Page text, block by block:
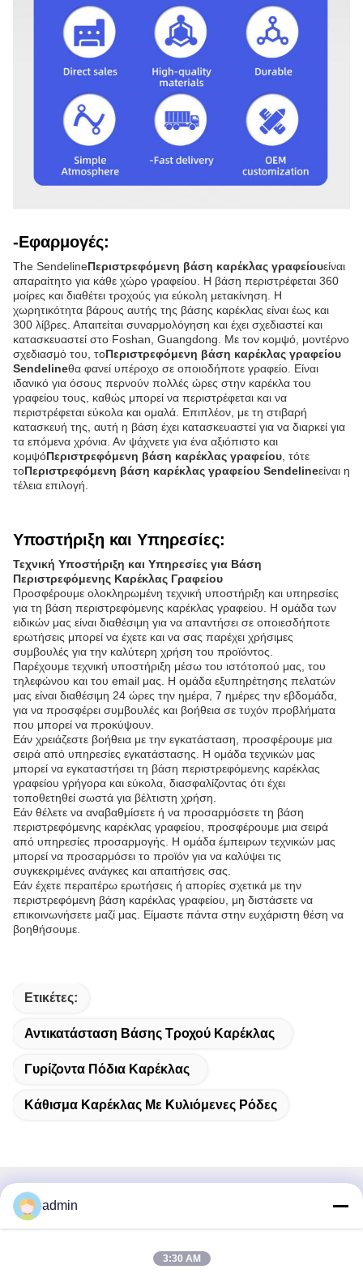
-Εφαρμογές:
The SendelineΠεριστρεφόμενη βάση καρέκλας γραφείουείναι
απαραίτητο για κάθε χώρο γραφείου. Η βάση περιστρέφεται 360
μοίρες και διαθέτει τροχούς για εύκολη μετακίνηση. Η
χωρητικότητα βάρους αυτής της βάσης καρέκλας είναι έως και
300 λίβρες. Απαιτείται συναρμολόγηση και έχει σχεδιαστεί και
κατασκευαστεί στο Foshan, Guangdong. Με τον κομψό, μοντέρνο
σχεδιασμό του, τοΠεριστρεφόμενη βάση καρέκλας γραφείου
Sendelineθα φανεί υπέροχο σε οποιοδήποτε γραφείο. Είναι
ιδανικό για όσους περνούν πολλές ώρες στην καρέκλα του
γραφείου τους, καθώς μπορεί να περιστρέφεται και να
περιστρέφεται εύκολα και ομαλά. Επιπλέον, με τη στιβαρή
κατασκευή της, αυτή η βάση έχει κατασκευαστεί για να διαρκεί για
τα επόμενα χρόνια. Αν ψάχνετε για ένα αξιόπιστο και
κομψόΠεριστρεφόμενη βάση καρέκλας γραφείου , τότε
τοΠεριστρεφόμενη βάση καρέκλας γραφείου Sendelineείναι η
τέλεια επιλογή.
Υποστήριξη και Υπηρεσίες:
Τεχνική Υποστήριξη και Υπηρεσίες για Βάση
Περιστρεφόμενης Καρέκλας Γραφείου
Προσφέρουμε ολοκληρωμένη τεχνική υποστήριξη και υπηρεσίες
για τη βάση περιστρεφόμενης καρέκλας γραφείου. Η ομάδα των
ειδικών μας είναι διαθέσιμη για να απαντήσει σε οποιεσδήποτε
ερωτήσεις μπορεί να έχετε και να σας παρέχει χρήσιμες
συμβουλές για την καλύτερη χρήση του προϊόντος.
Παρέχουμε τεχνική υποστήριξη μέσω του ιστότοπού μας, του
τηλεφώνου και του email μας. Η ομάδα εξυπηρέτησης πελατών
μας είναι διαθέσιμη 24 ώρες την ημέρα, 7 ημέρες την εβδομάδα,
για να προσφέρει συμβουλές και βοήθεια σε τυχόν προβλήματα
που μπορεί να προκύψουν.
Εάν χρειάζεστε βοήθεια με την εγκατάσταση, προσφέρουμε μια
σειρά από υπηρεσίες εγκατάστασης. Η ομάδα τεχνικών μας
μπορεί να εγκαταστήσει τη βάση περιστρεφόμενης καρέκλας
γραφείου γρήγορα και εύκολα, διασφαλίζοντας ότι έχει
τοποθετηθεί σωστά για βέλτιστη χρήση.
Εάν θέλετε να αναβαθμίσετε ή να προσαρμόσετε τη βάση
περιστρεφόμενης καρέκλας γραφείου, προσφέρουμε μια σειρά
από υπηρεσίες προσαρμογής. Η ομάδα έμπειρων τεχνικών μας
μπορεί να προσαρμόσει το προϊόν για να καλύψει τις
συγκεκριμένες ανάγκες και απαιτήσεις σας.
Εάν έχετε περαιτέρω ερωτήσεις ή απορίες σχετικά με την
περιστρεφόμενη βάση καρέκλας γραφείου, μη διστάσετε να
επικοινωνήσετε μαζί μας. Είμαστε πάντα στην ευχάριστη θέση να
βοηθήσουμε.
Ετικέτες:
Αντικατάσταση Βάσης Τροχού Καρέκλας
Γυρίζοντα Πόδια Καρέκλας
Κάθισμα Καρέκλας Με Κυλιόμενες Ρόδες
Γρήγορη επικοινωνία
38 Λεωφόρος Shafu, πόλη Longjiang, περιοχή Shunde,
admin
3:30 AM